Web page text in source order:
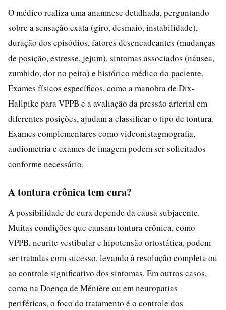
O médico realiza uma anamnese detalhada, perguntando
sobre a sensação exata (giro, desmaio, instabilidade),
duração dos episódios, fatores desencadeantes (mudanças
de posição, estresse, jejum), sintomas associados (náusea,
zumbido, dor no peito) e histórico médico do paciente.
Exames físicos específicos, como a manobra de Dix-
Hallpike para VPPB e a avaliação da pressão arterial em
diferentes posições, ajudam a classificar o tipo de tontura.
Exames complementares como videonistagmografia,
audiometria e exames de imagem podem ser solicitados
conforme necessário.
A tontura crônica tem cura?
A possibilidade de cura depende da causa subjacente.
Muitas condições que causam tontura crônica, como
VPPB, neurite vestibular e hipotensão ortostática, podem
ser tratadas com sucesso, levando à resolução completa ou
ao controle significativo dos sintomas. Em outros casos,
como na Doença de Ménière ou em neuropatias
periféricas, o foco do tratamento é o controle dos